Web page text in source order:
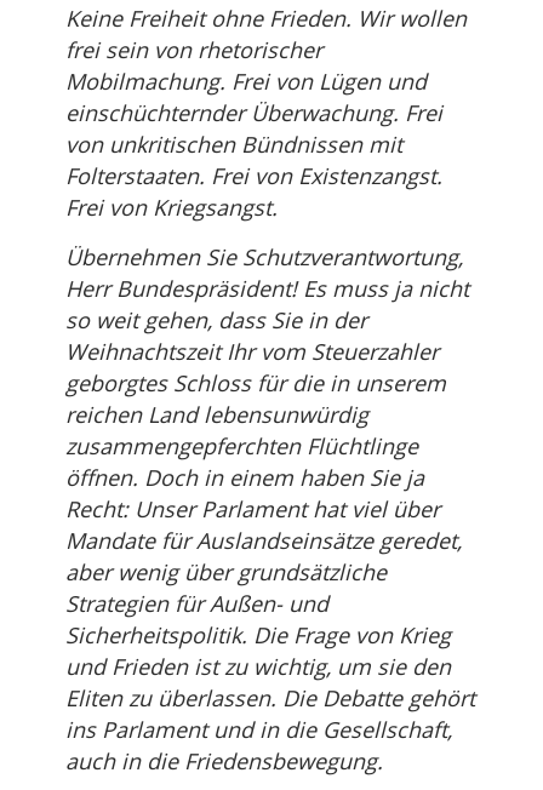
Keine Freiheit ohne Frieden. Wir wollen
frei sein von rhetorischer
Mobilmachung. Frei von Lügen und
einschüchternder Überwachung. Frei
von unkritischen Bündnissen mit
Folterstaaten. Frei von Existenzangst.
Frei von Kriegsangst.
Übernehmen Sie Schutzverantwortung,
Herr Bundespräsident! Es muss ja nicht
so weit gehen, dass Sie in der
Weihnachtszeit Ihr vom Steuerzahler
geborgtes Schloss für die in unserem
reichen Land lebensunwürdig
zusammengepferchten Flüchtlinge
öffnen. Doch in einem haben Sie ja
Recht: Unser Parlament hat viel über
Mandate für Auslandseinsätze geredet,
aber wenig über grundsätzliche
Strategien für Außen- und
Sicherheitspolitik. Die Frage von Krieg
und Frieden ist zu wichtig, um sie den
Eliten zu überlassen. Die Debatte gehört
ins Parlament und in die Gesellschaft,
auch in die Friedensbewegung.